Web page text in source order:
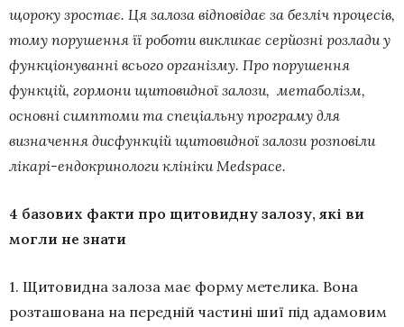
щороку зростає. Ця залоза відповідає за безліч процесів,
тому порушення її роботи викликає серйозні розлади у
функціонуванні всього організму. Про порушення
функцій, гормони щитовидної залози, метаболізм,
основні симптоми та спеціальну програму для
визначення дисфункцій щитовидної залози розповіли
лікарі-ендокринологи клініки Medspace.
4 базових факти про щитовидну залозу, які ви
могли не знати
1. Щитовидна залоза має форму метелика. Вона
розташована на передній частині шиї під адамовим